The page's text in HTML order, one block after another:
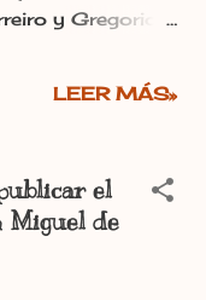
y Gregorio
Música
"La
2013 a
LEER MÁS»
el
Miguel de